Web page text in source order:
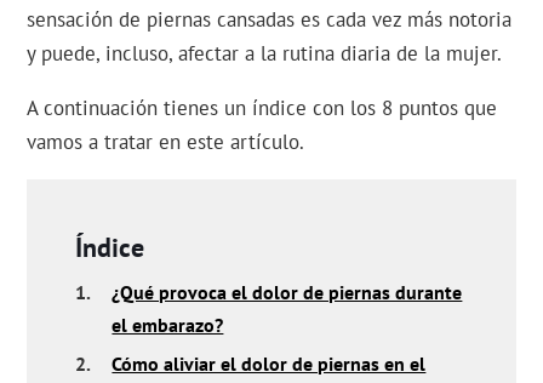
sensación de piernas cansadas es cada vez más notoria
y puede, incluso, afectar a la rutina diaria de la mujer.
A continuación tienes un índice con los 8 puntos que
vamos a tratar en este artículo.
Índice
1.
¿Qué provoca el dolor de piernas durante
el embarazo?
2.
Cómo aliviar el dolor de piernas en el